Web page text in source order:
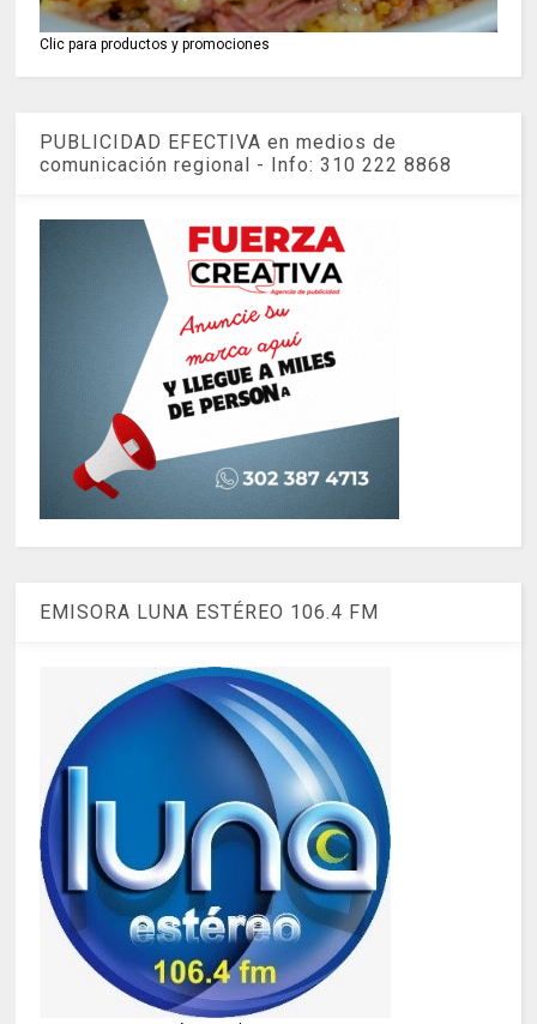
Clic para productos y promociones
PUBLICIDAD EFECTIVA en medios de
comunicación regional - Info: 310 222 8868
EMISORA LUNA ESTÉREO 106.4 FM